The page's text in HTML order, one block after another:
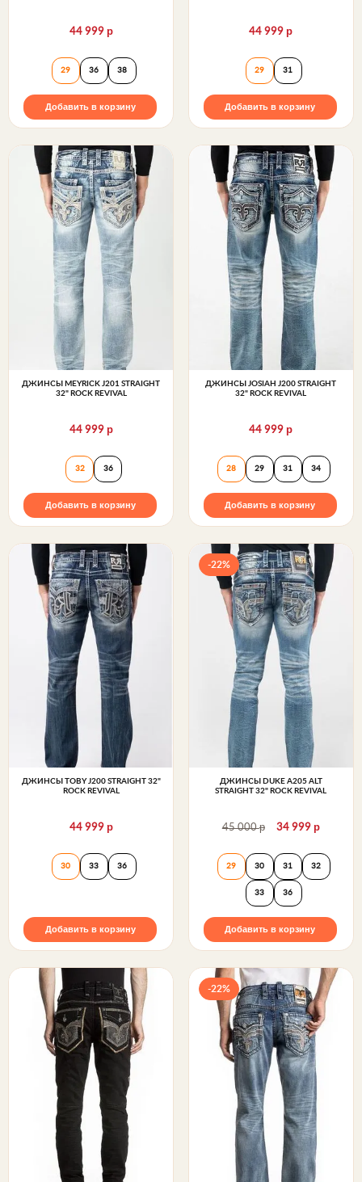
44 999 р
Джинсы CONNELL A200 ALT STRAIGHT Rock
29 36 38
Добавить в корзину
44 999р
Джинсы KILDEN
29 31
Добавить в корзину
ДЖИНСЫ MEYRICK J201 STRAIGHT
32" ROCK REVIVAL
44 999 р
Джинсы MEYRICK J201 STRAIGHT 32" Rock Revival
32 36
Добавить в корзину
ДЖИНСЫ JOSIAH J200 STRAIGHT
32" ROCK REVIVAL
44 999р
Джинсы JOSIAH
28 29 31 34
Добавить в корзину
ДЖИНСЫ TOBY J200 STRAIGHT 32"
ROCK REVIVAL
44 999 р
Джинсы TOBY J200 STRAIGHT 32" Rock Revival
30 33 36
Добавить в корзину
-22%
ДЖИНСЫ DUKE A205 ALT
STRAIGHT 32" ROCK REVIVAL
45 000р 34 999 р
Джинсы DUKE
29 30 31 32
33 36
Добавить в корзину
-22%